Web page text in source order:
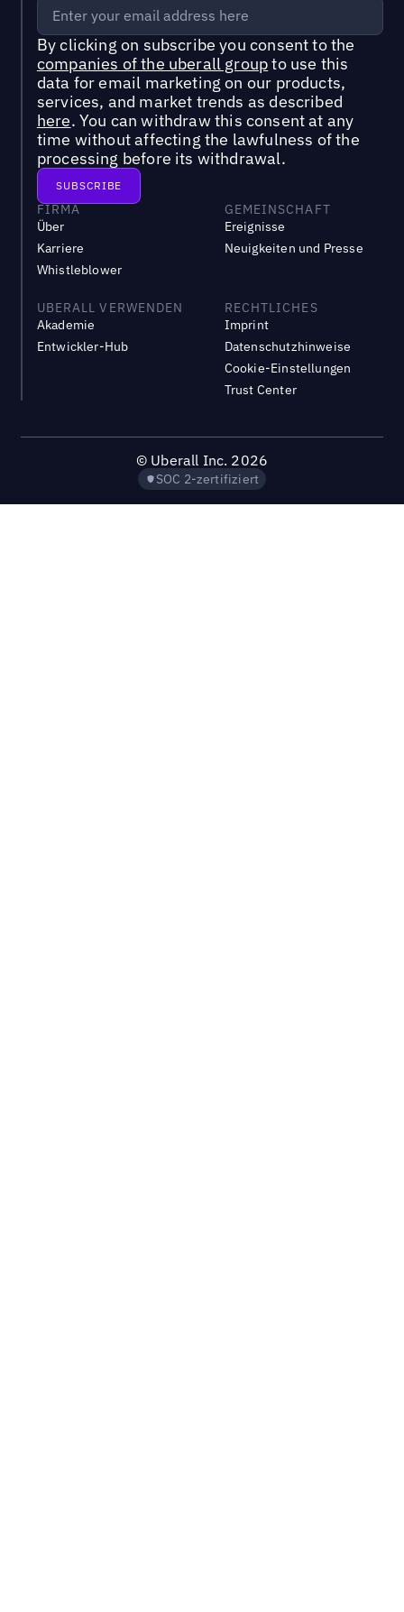
By clicking on subscribe you consent to the
companies of the uberall groupto use this
data for email marketing on our products,
services, and market trends as described
here. You can withdraw this consent at any
time without affecting the lawfulness of the
processing before its withdrawal.
FIRMA
Über
Karriere
Whistleblower
GEMEINSCHAFT
Ereignisse
Neuigkeiten und Presse
UBERALL VERWENDEN
Akademie
Entwickler-Hub
RECHTLICHES
Imprint
Datenschutzhinweise
Cookie-Einstellungen
Trust Center
© Uberall Inc. 2026
SOC 2-zertifiziert